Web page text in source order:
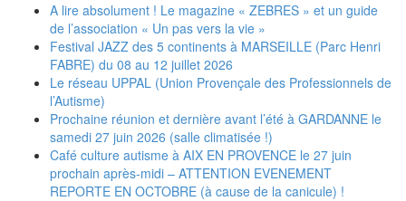
A lire absolument ! Le magazine « ZEBRES » et un guide
de l’association « Un pas vers la vie »
Festival JAZZ des 5 continents à MARSEILLE (Parc Henri
FABRE) du 08 au 12 juillet 2026
Le réseau UPPAL (Union Provençale des Professionnels de
l’Autisme)
Prochaine réunion et dernière avant l’été à GARDANNE le
samedi 27 juin 2026 (salle climatisée !)
Café culture autisme à AIX EN PROVENCE le 27 juin
prochain après-midi – ATTENTION EVENEMENT
REPORTE EN OCTOBRE (à cause de la canicule) !